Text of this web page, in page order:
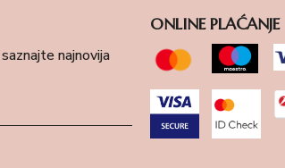
najnovija
ONLINE PLAĆANJE